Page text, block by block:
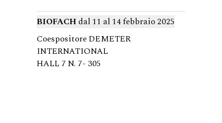
BIOFACHdal11 al 14 febbraio 2025
Coespositore DEMETER
INTERNATIONAL
HALL 7 N. 7- 305